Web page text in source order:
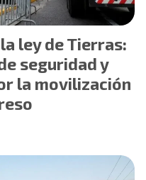
ley de Tierras:
seguridad y
la movilización